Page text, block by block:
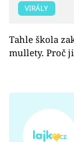
VIRÁLY
Tahle škola
mullety. Proč